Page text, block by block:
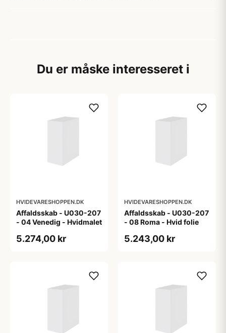
Du er måske interesseret i
HVIDEVARESHOPPEN.DK
Affaldsskab - U030-207
- 04 Venedig - Hvidmalet
5.274,00 kr
HVIDEVARESHOPPEN.DK
Affaldsskab - U030-207
- 08 Roma - Hvid folie
5.243,00 kr